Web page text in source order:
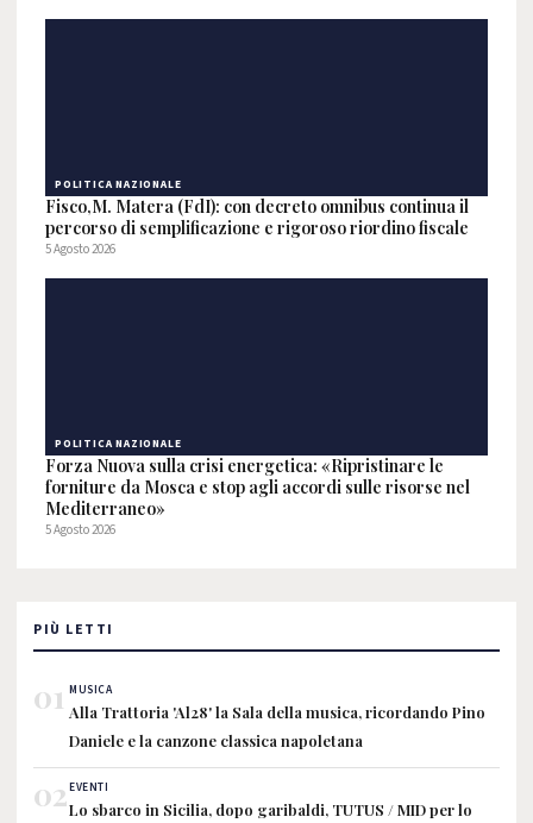
POLITICA NAZIONALE
Fisco,M. Matera (FdI): con decreto omnibus continua il
percorso di semplificazione e rigoroso riordino fiscale
5 Agosto 2026
POLITICA NAZIONALE
Forza Nuova sulla crisi energetica: «Ripristinare le
forniture da Mosca e stop agli accordi sulle risorse nel
Mediterraneo»
5 Agosto 2026
PIÙ LETTI
01 MUSICA
Alla Trattoria 'Al28' la Sala della musica, ricordando Pino
Daniele e la canzone classica napoletana
02EVENTI
Lo sbarco in Sicilia, dopo garibaldi, TUTUS / MID per lo